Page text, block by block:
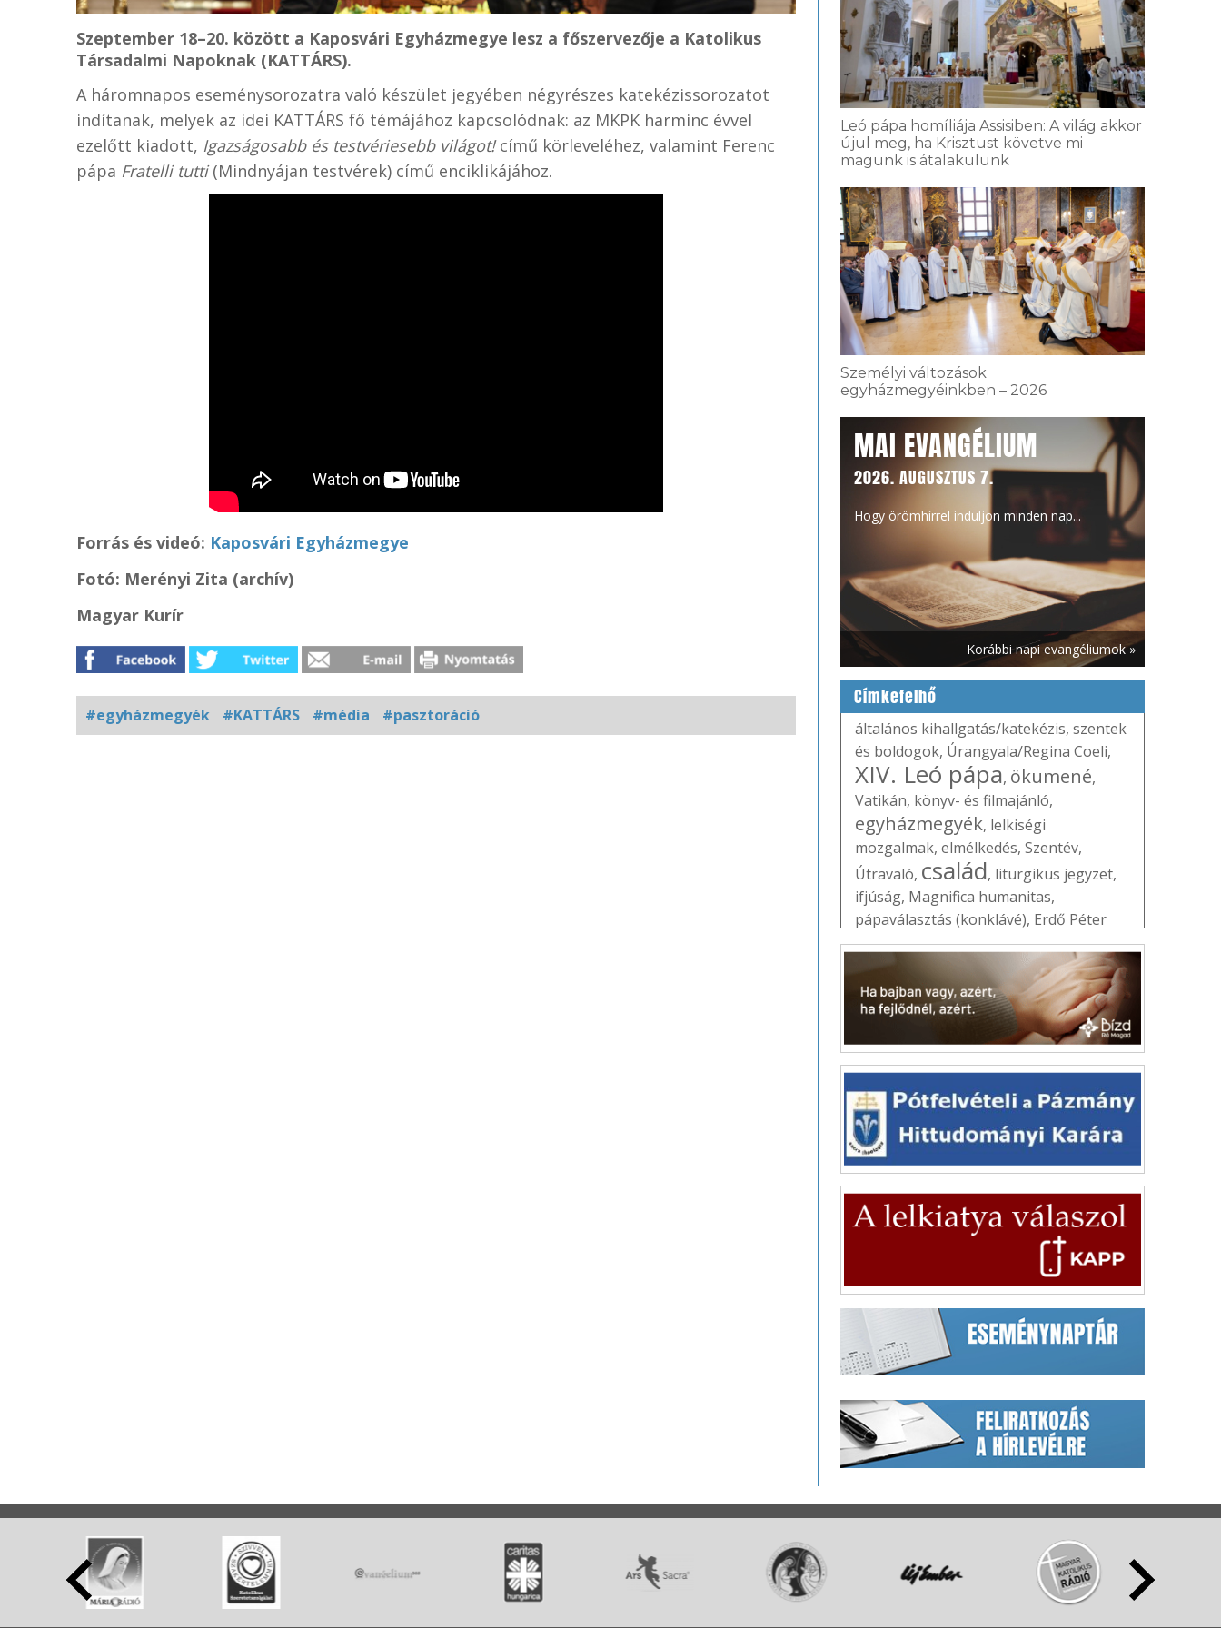
Szeptember 18–20. között a Kaposvári Egyházmegye lesz a főszervezője a Katolikus
Társadalmi Napoknak (KATTÁRS).
A háromnapos eseménysorozatra való készület jegyében négyrészes katekézissorozatot
indítanak, melyek az idei KATTÁRS fő témájához kapcsolódnak: az MKPK harminc évvel
ezelőtt kiadott, Igazságosabb és testvériesebb világot!című körleveléhez, valamint Ferenc
pápa Fratelli tutti(Mindnyájan testvérek) című enciklikájához.
Forrás és videó: Kaposvári Egyházmegye
Fotó: Merényi Zita (archív)
Magyar Kurír
#egyházmegyék #KATTÁRS #média #pasztoráció
Leó pápa homíliája Assisiben: A világ akkor
újul meg, ha Krisztust követve mi
magunk is átalakulunk
Személyi változások
egyházmegyéinkben – 2026
MAI EVANGÉLIUM
2026. AUGUSZTUS 7.
Hogy örömhírrel induljon minden nap...
Korábbi napi evangéliumok »
Címkefelhő
általános kihallgatás/katekézis, szentek
és boldogok, Úrangyala/Regina Coeli,
XIV. Leó pápa, ökumené,
Vatikán, könyv- és filmajánló,
egyházmegyék, lelkiségi
mozgalmak, elmélkedés, Szentév,
Útravaló, család, liturgikus jegyzet,
ifjúság, Magnifica humanitas,
pápaválasztás (konklávé), Erdő Péter